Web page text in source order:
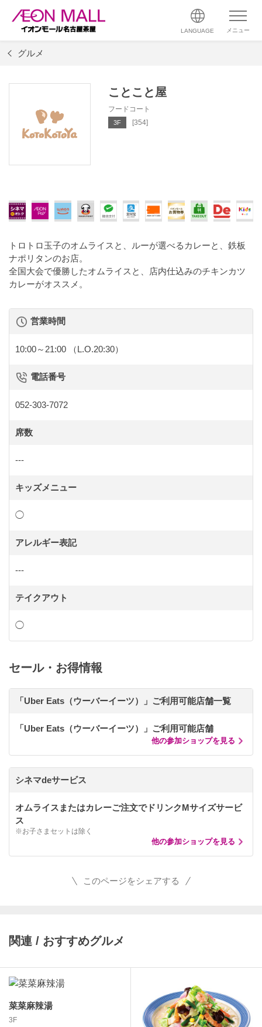
LANGUAGE メニュー
グルメ
ことこと屋
フードコート
3F [354]
トロトロ玉子のオムライスと、ルーが選べるカレーと、鉄板
ナポリタンのお店。
全国大会で優勝したオムライスと、店内仕込みのチキンカツ
カレーがオススメ。
営業時間
10:00～21:00 （L.O.20:30）
電話番号
052-303-7072
席数
---
キッズメニュー
◯
アレルギー表記
---
テイクアウト
◯
セール・お得情報
「Uber Eats（ウーバーイーツ）」ご利用可能店舗一覧
「Uber Eats（ウーバーイーツ）」ご利用可能店舗
他の参加ショップを見る
シネマdeサービス
オムライスまたはカレーご注文でドリンクMサイズサービ
ス
※お子さまセットは除く
他の参加ショップを見る
このページをシェアする
関連 / おすすめグルメ
菜菜麻辣湯
3F